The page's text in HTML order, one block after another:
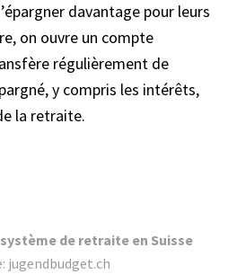
davantage pour leurs
on ouvre un compte
régulièrement de
y compris les intérêts,
la retraite.
de retraite en Suisse
jugendbudget.ch